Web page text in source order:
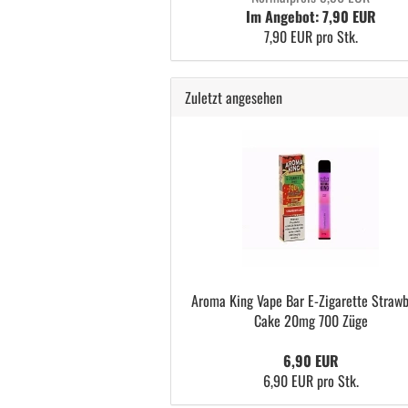
Im Angebot: 7,90 EUR
7,90 EUR pro Stk.
Zuletzt angesehen
Aroma King Vape Bar E-Zigarette
Cake 20mg 700 Züge
6,90 EUR
6,90 EUR pro Stk.